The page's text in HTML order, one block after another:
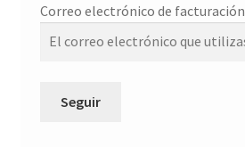
Correo electrónico de facturación
Seguir